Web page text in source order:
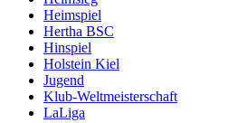
Heimspiel
Hertha BSC
Hinspiel
Holstein Kiel
Jugend
Klub-Weltmeisterschaft
LaLiga